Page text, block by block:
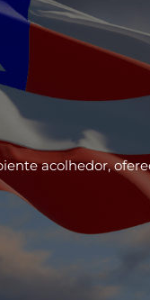
acolhedor,